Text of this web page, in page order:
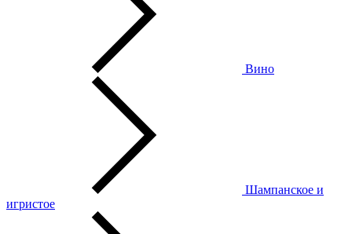
Вино
Шампанское и
игристое